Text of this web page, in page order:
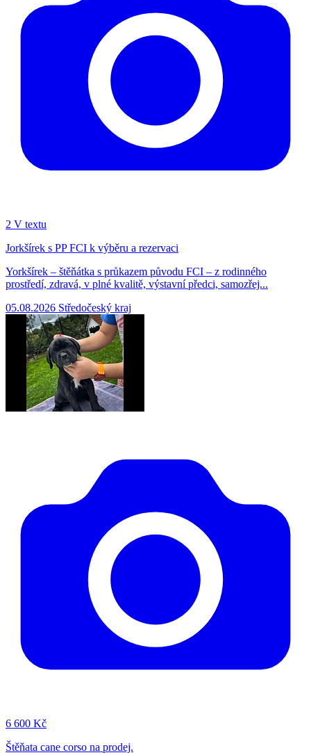
2 V textu
Jorkšírek s PP FCI k výběru a rezervaci
Yorkšírek – štěňátka s průkazem původu FCI – z rodinného
prostředí, zdravá, v plné kvalitě, výstavní předci, samozřej...
05.08.2026 Středočeský kraj
6 600 Kč
Štěňata cane corso na prodej.